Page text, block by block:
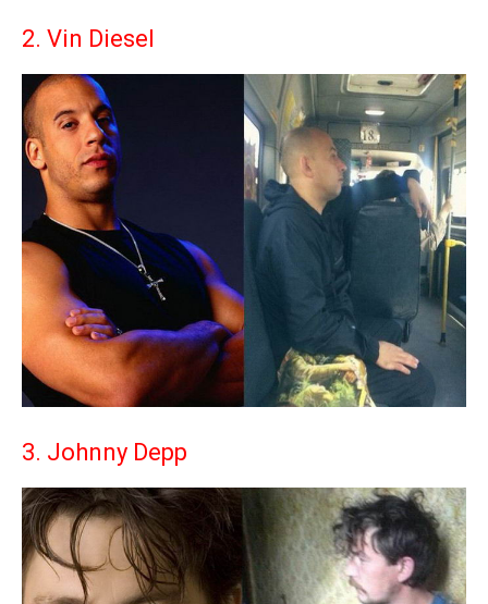
2. Vin Diesel
3. Johnny Depp